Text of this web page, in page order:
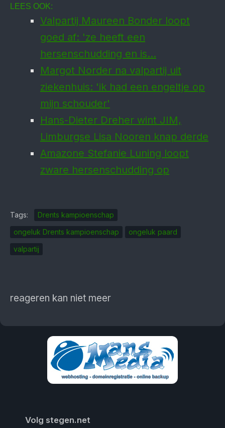
LEES OOK:
Valpartij Maureen Bonder loopt
goed af: 'ze heeft een
hersenschudding en is…
Margot Norder na valpartij uit
ziekenhuis: 'ik had een engeltje op
mijn schouder'
Hans-Dieter Dreher wint JIM,
Limburgse Lisa Nooren knap derde
Amazone Stefanie Luning loopt
zware hersenschudding op
Tags:
Drents kampioenschap
ongeluk Drents kampioenschap
ongeluk paard
valpartij
reageren kan niet meer
Volg stegen.net